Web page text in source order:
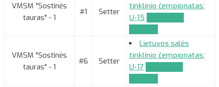
VMSM "Sostinės
tauras" - 1
#1 Setter
tinklinio čempionatas:
U-15
VMSM "Sostinės
tauras" - 1
#6 Setter
Lietuvos salės
tinklinio čempionatas:
U-17